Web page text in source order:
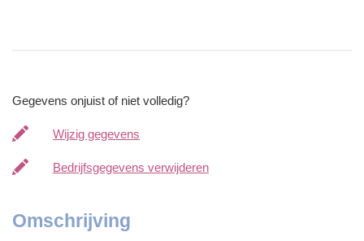
Gegevens onjuist of niet volledig?
Wijzig gegevens
Bedrijfsgegevens verwijderen
Omschrijving